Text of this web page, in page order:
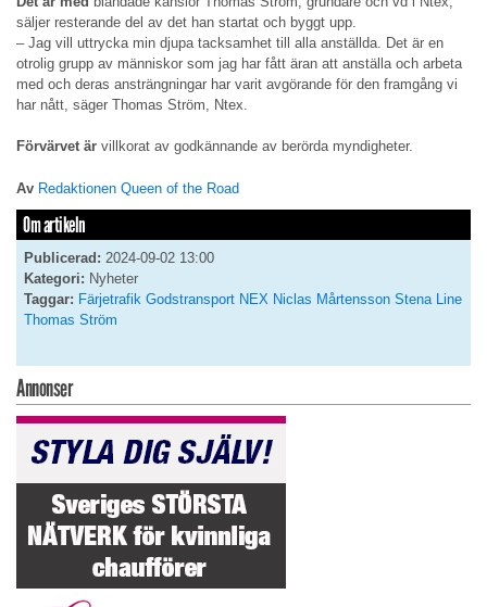
säljer resterande del av det han startat och byggt upp.
– Jag vill uttrycka min djupa tacksamhet till alla anställda. Det är en
otrolig grupp av människor som jag har fått äran att anställa och arbeta
med och deras ansträngningar har varit avgörande för den framgång vi
har nått, säger Thomas Ström, Ntex.
Förvärvet är villkorat av godkännande av berörda myndigheter.
Av Redaktionen Queen of the Road
Om artikeln
Publicerad: 2024-09-02 13:00
Kategori: Nyheter
Taggar: Färjetrafik Godstransport NEX Niclas Mårtensson Stena Line
Thomas Ström
Annonser